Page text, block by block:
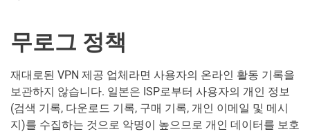
무로그 정책
재대로된 VPN 제공 업체라면 사용자의 온라인 활동 기록을
보관하지 않습니다. 일본은 ISP로부터 사용자의 개인 정보
(검색 기록, 다운로드 기록, 구매 기록, 개인 이메일 및 메시
지)를 수집하는 것으로 악명이 높으므로 개인 데이터를 보호